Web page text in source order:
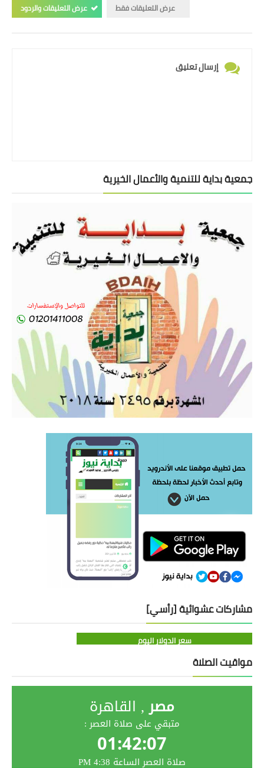
عرض التعليقات فقط عرض التعليقات والردود
إرسال تعليق
جمعية بداية للتنمية والأعمال الخيرية
مشاركات عشوائية [رأسي]
سعر الدولار اليوم
مواقيت الصلاة